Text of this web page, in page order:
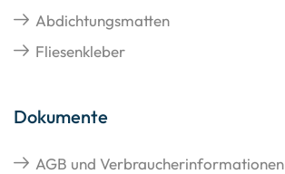
Abdichtungsmatten
Fliesenkleber
Dokumente
AGB und Verbraucherinformationen